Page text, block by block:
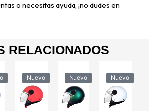
o necesitas ayuda, ¡no dudes en
RELACIONADOS
Nuevo Nuevo Nuevo